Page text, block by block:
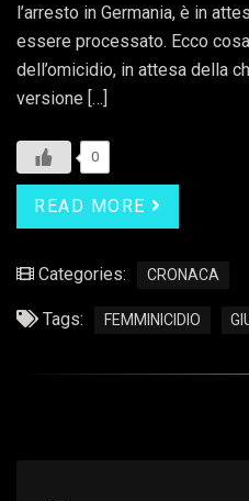
l’arresto in Germania, è in
essere processato. Ecco
dell’omicidio, in attesa della
versione […]
0
READ MORE
Categories: CRONACA
Tags: FEMMINICIDIO